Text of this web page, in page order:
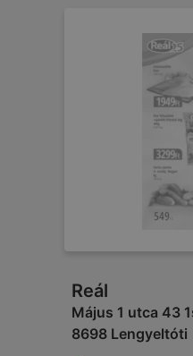
Reál
Május 1 utca 43
8698 Lengyeltóti